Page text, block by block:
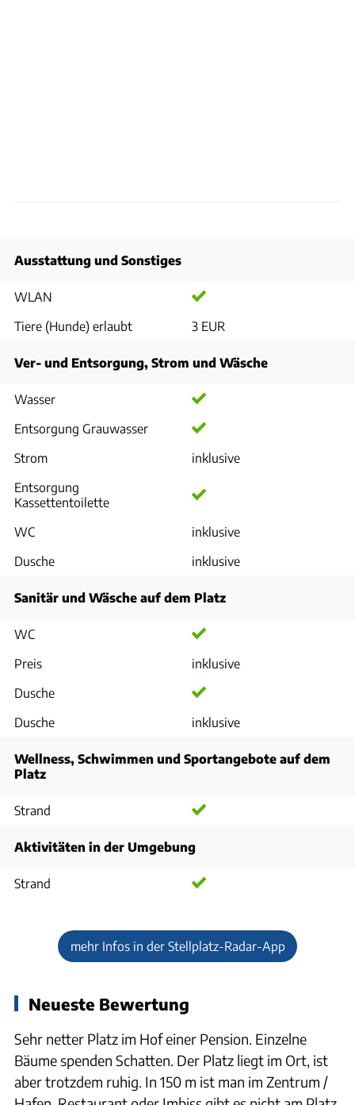
Ausstattung und Sonstiges
WLAN
Tiere (Hunde) erlaubt
3 EUR
Ver- und Entsorgung, Strom und Wäsche
Wasser
Entsorgung Grauwasser
Strom
inklusive
Entsorgung
Kassettentoilette
WC
inklusive
Dusche
inklusive
Sanitär und Wäsche auf dem Platz
WC
Preis
inklusive
Dusche
Dusche
inklusive
Wellness, Schwimmen und Sportangebote auf dem
Platz
Strand
Aktivitäten in der Umgebung
Strand
mehr Infos in der Stellplatz-Radar-App
Neueste Bewertung
Sehr netter Platz im Hof einer Pension. Einzelne
Bäume spenden Schatten. Der Platz liegt im Ort, ist
aber trotzdem ruhig. In 150 m ist man im Zentrum /